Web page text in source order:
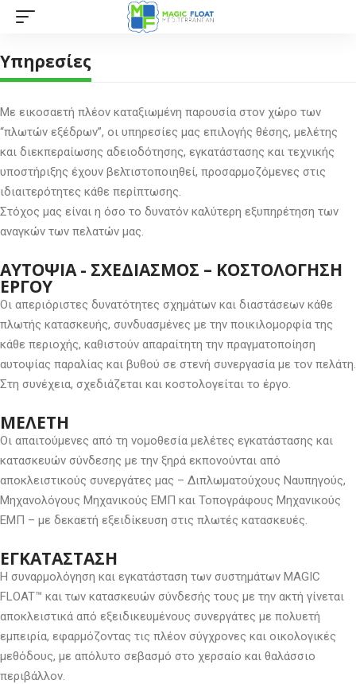
Υπηρεσίες
Με εικοσαετή πλέον καταξιωμένη παρουσία στον χώρο των
“πλωτών εξέδρων”, οι υπηρεσίες μας επιλογής θέσης, μελέτης
και διεκπεραίωσης αδειοδότησης, εγκατάστασης και τεχνικής
υποστήριξης έχουν βελτιστοποιηθεί, προσαρμοζόμενες στις
ιδιαιτερότητες κάθε περίπτωσης.
Στόχος μας είναι η όσο το δυνατόν καλύτερη εξυπηρέτηση των
αναγκών των πελατών μας.
ΑΥΤΟΨΙΑ - ΣΧΕΔΙΑΣΜΟΣ – ΚΟΣΤΟΛΟΓΗΣΗ
ΕΡΓΟΥ
Οι απεριόριστες δυνατότητες σχημάτων και διαστάσεων κάθε
πλωτής κατασκευής, συνδυασμένες με την ποικιλομορφία της
κάθε περιοχής, καθιστούν απαραίτητη την πραγματοποίηση
αυτοψίας παραλίας και βυθού σε στενή συνεργασία με τον πελάτη.
Στη συνέχεια, σχεδιάζεται και κοστολογείται το έργο.
ΜΕΛΕΤΗ
Οι απαιτούμενες από τη νομοθεσία μελέτες εγκατάστασης και
κατασκευών σύνδεσης με την ξηρά εκπονούνται από
αποκλειστικούς συνεργάτες μας – Διπλωματούχους Ναυπηγούς,
Μηχανολόγους Μηχανικούς ΕΜΠ και Τοπογράφους Μηχανικούς
ΕΜΠ – με δεκαετή εξειδίκευση στις πλωτές κατασκευές.
ΕΓΚΑΤΑΣΤΑΣΗ
Η συναρμολόγηση και εγκατάσταση των συστημάτων MAGIC
FLOAT™ και των κατασκευών σύνδεσής τους με την ακτή γίνεται
αποκλειστικά από εξειδικευμένους συνεργάτες με πολυετή
εμπειρία, εφαρμόζοντας τις πλέον σύγχρονες και οικολογικές
μεθόδους, με απόλυτο σεβασμό στο χερσαίο και θαλάσσιο
περιβάλλον.